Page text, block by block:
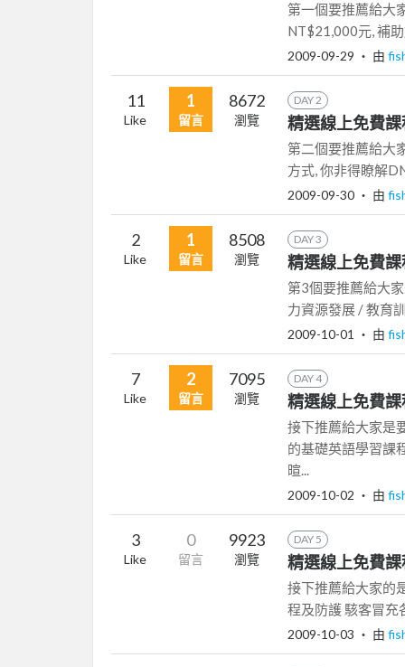
第一個要推薦給大
NT$21,000元, 補
2009-09-29 ‧ 由
11
Like
1
留言
8672
瀏覽
DAY 2
精選線上免費
第二個要推薦給大
方式, 你非得瞭解
2009-09-30 ‧ 由
2
Like
1
留言
8508
瀏覽
DAY 3
精選線上免費
第3個要推薦給大
力資源發展 / 教育
2009-10-01 ‧ 由
7
Like
2
留言
7095
瀏覽
DAY 4
精選線上免費
接下推薦給大家是
的基礎英語學習課
暄...
2009-10-02 ‧ 由
3
Like
0
留言
9923
瀏覽
DAY 5
精選線上免費
接下推薦給大家的
程及防護 駭客冒充
2009-10-03 ‧ 由